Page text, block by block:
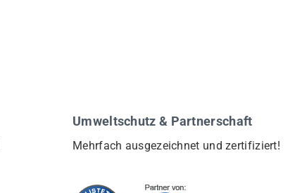
Umweltschutz & Partnerschaft
Mehrfach ausgezeichnet und zertifiziert!